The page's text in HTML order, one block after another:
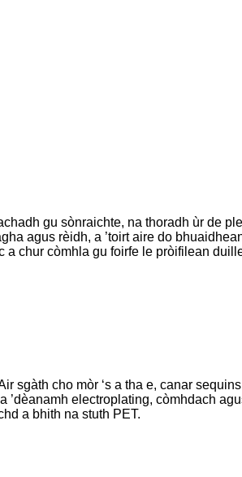
gu sònraichte, na thoradh ùr de
agus rèidh, a ’toirt aire do
chur còmhla gu foirfe le pròifilean
sgàth cho mòr ‘s a tha e, canar
electroplating, còmhdach
a bhith na stuth PET.